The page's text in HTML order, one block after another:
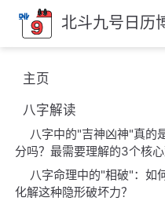
跳
至
主
要
內
容
北斗九号日历
主页
八字解读
八字中的"吉神凶神"真的
分吗？最需要理解的3个核
八字命理中的"相破"：如
化解这种隐形破坏力？